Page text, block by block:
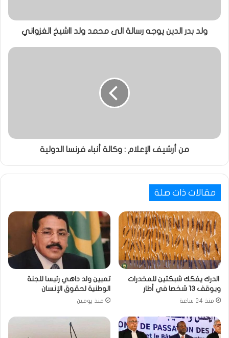
ولد بدر الدين يوجه رسالة الى محمد ولد ااشيخ الغزواني
من أرشيف الإعلام : وكالة أنباء فرنسا الدولية
مقالات ذات صلة
الدرك يفكك شبكتين للمخدرات
ويوقف 13 شخصا في أطار
منذ 24 ساعة
تعيين ولد داهي رئيسا للجنة
الوطنية لحقوق الإنسان
منذ يومين